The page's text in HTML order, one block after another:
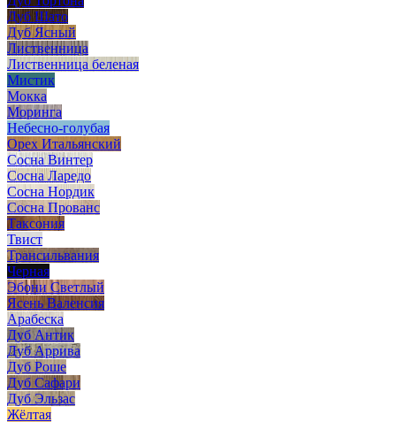
Дуб Шато
Дуб Ясный
Лиственница
Лиственница беленая
Мистик
Мокка
Моринга
Небесно-голубая
Орех Итальянский
Сосна Винтер
Сосна Ларедо
Сосна Нордик
Сосна Прованс
Таксония
Твист
Трансильвания
Черная
Эбони Светлый
Ясень Валенсия
Арабеска
Дуб Антик
Дуб Аррива
Дуб Роше
Дуб Сафари
Дуб Эльзас
Жёлтая